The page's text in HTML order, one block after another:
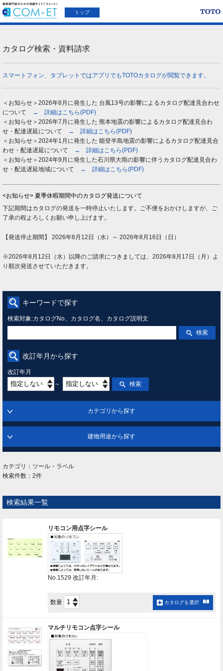
トップ
カタログ検索・資料請求
スマートフォン、タブレットではアプリでもTOTOカタログが閲覧できます。
＜お知らせ＞2026年8月に発生した 台風13号の影響によるカタログ配達見合わせ
について
→ 詳細はこちら(PDF)
＜お知らせ＞2026年7月に発生した 熊本地震の影響によるカタログ配達見合わ
せ・配達遅延について
→ 詳細はこちら(PDF)
＜お知らせ＞2024年1月に発生した 能登半島地震の影響によるカタログ配達見合
わせ・配達遅延について
→ 詳細はこちら(PDF)
＜お知らせ＞2024年9月に発生した石川県大雨の影響に伴うカタログ配達見合わ
せ・配送遅延地域について
→ 詳細はこちら(PDF)
<お知らせ> 夏季休暇期間中のカタログ発送について
下記期間はカタログの発送を一時停止いたします。ご不便をおかけしますが、ご
了承の程よろしくお願い申し上げます。
【発送停止期間】 2026年8月12日（水）～ 2026年8月16日（日）
※2026年8月12日（水）以降のご請求につきましては、2026年8月17日（月）よ
り順次発送させていただきます。
キーワードで探す
検索対象:カタログNo、カタログ名、カタログ説明文
検索
改訂年月から探す
改訂年月
～
検索
カテゴリから探す
建物用途から探す
カテゴリ：ツール・ラベル
検索件数：2件
検索結果一覧
リモコン用点字シール
No.1529 改訂年月:
数量 カタログを選択
マルチリモコン点字シール